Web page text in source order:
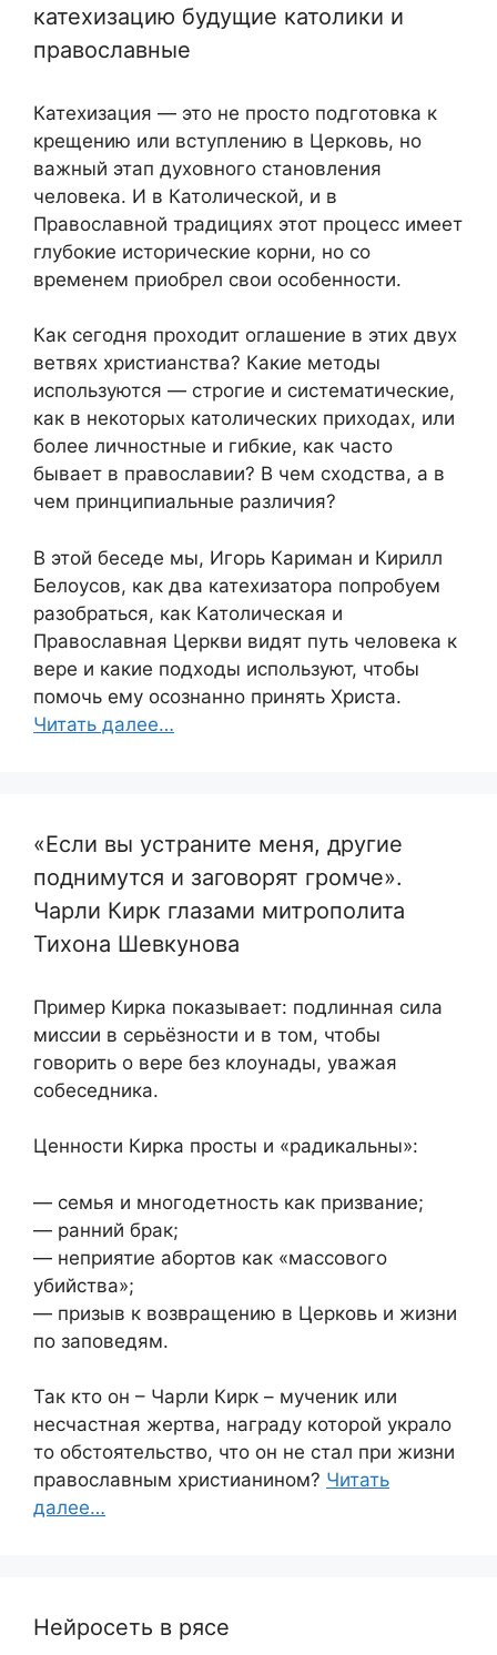
катехизацию будущие католики и
православные
Катехизация — это не просто подготовка к
крещению или вступлению в Церковь, но
важный этап духовного становления
человека. И в Католической, и в
Православной традициях этот процесс имеет
глубокие исторические корни, но со
временем приобрел свои особенности.
Как сегодня проходит оглашение в этих двух
ветвях христианства? Какие методы
используются — строгие и систематические,
как в некоторых католических приходах, или
более личностные и гибкие, как часто
бывает в православии? В чем сходства, а в
чем принципиальные различия?
В этой беседе мы, Игорь Кариман и Кирилл
Белоусов, как два катехизатора попробуем
разобраться, как Католическая и
Православная Церкви видят путь человека к
вере и какие подходы используют, чтобы
помочь ему осознанно принять Христа.
Читать далее…
«Если вы устраните меня, другие
поднимутся и заговорят громче».
Чарли Кирк глазами митрополита
Тихона Шевкунова
Пример Кирка показывает: подлинная сила
миссии в серьёзности и в том, чтобы
говорить о вере без клоунады, уважая
собеседника.
Ценности Кирка просты и «радикальны»:
— семья и многодетность как призвание;
— ранний брак;
— неприятие абортов как «массового
убийства»;
— призыв к возвращению в Церковь и жизни
по заповедям.
Так кто он – Чарли Кирк – мученик или
несчастная жертва, награду которой украло
то обстоятельство, что он не стал при жизни
православным христианином? Читать
далее…
Нейросеть в рясе